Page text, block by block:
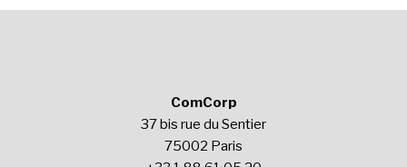
ComCorp
37 bis rue du Sentier
75002 Paris